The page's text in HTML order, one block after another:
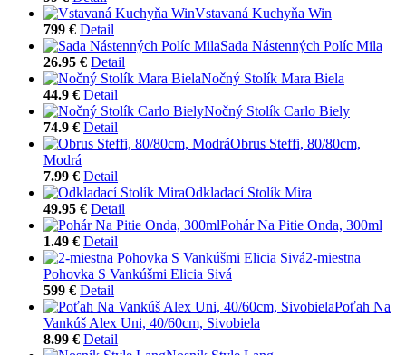
Vstavaná Kuchyňa Win
799 € Detail
Sada Nástenných Políc Mila
26.95 € Detail
Nočný Stolík Mara Biela
44.9 € Detail
Nočný Stolík Carlo Biely
74.9 € Detail
Obrus Steffi, 80/80cm,
Modrá
7.99 € Detail
Odkladací Stolík Mira
49.95 € Detail
Pohár Na Pitie Onda, 300ml
1.49 € Detail
2-miestna
Pohovka S Vankúšmi Elicia Sivá
599 € Detail
Poťah Na
Vankúš Alex Uni, 40/60cm, Sivobiela
8.99 € Detail